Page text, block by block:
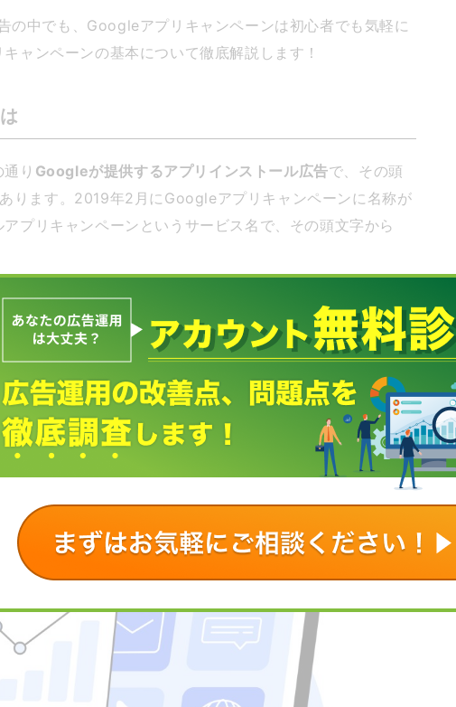
の中でも、Googleアプリキャンペーンは初心者でも気軽に
ャンペーンの基本について徹底解説します！
り Googleが提供するアプリインストール広告で、その頭
ります。2019年2月にGoogleアプリキャンペーンに名称が
プリキャンペーンというサービス名で、その頭文字から
ーンは同じサービス
を指します。今でもUACと表記される
で注意して覚えておきましょう。
徴とメリット